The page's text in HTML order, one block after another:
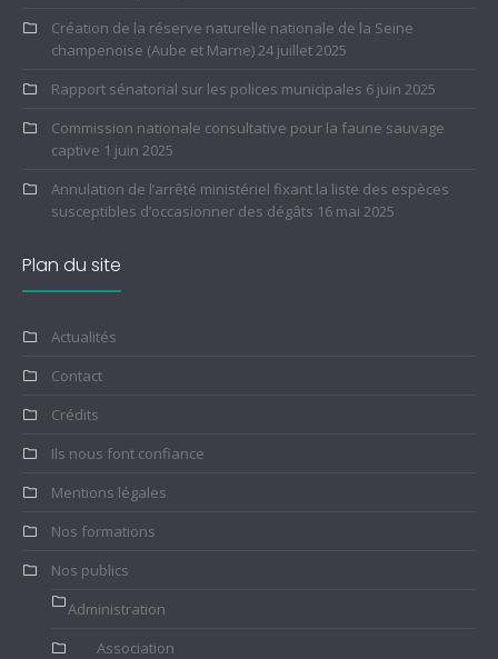
Création de la réserve naturelle nationale de la Seine
champenoise (Aube et Marne)24 juillet 2025
Rapport sénatorial sur les polices municipales 6 juin 2025
Commission nationale consultative pour la faune sauvage
captive 1 juin 2025
Annulation de l’arrêté ministériel fixant la liste des espèces
susceptibles d’occasionner des dégâts 16 mai 2025
Plan du site
Actualités
Contact
Crédits
Ils nous font confiance
Mentions légales
Nos formations
Nos publics
Administration
Association